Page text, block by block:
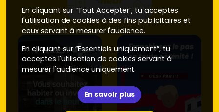
En cliquant sur “Tout Accepter”, tu acceptes
l'utilisation de cookies à des fins publicitaires et
ceux servant à mesurer l'audience.
En cliquant sur “Essentiels uniquement”, tu
acceptes l'utilisation de cookies servant à
mesurer l'audience uniquement.
En savoir plus